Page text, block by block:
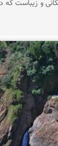
و زیباست که